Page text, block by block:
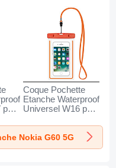
Coque Pochette
Etanche Waterproof
Universel W16 pour
Orange
Nokia G60 5G